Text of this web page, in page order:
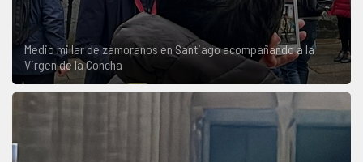
Medio millar de zamoranos en Santiago acompañando a la
Virgen de la Concha